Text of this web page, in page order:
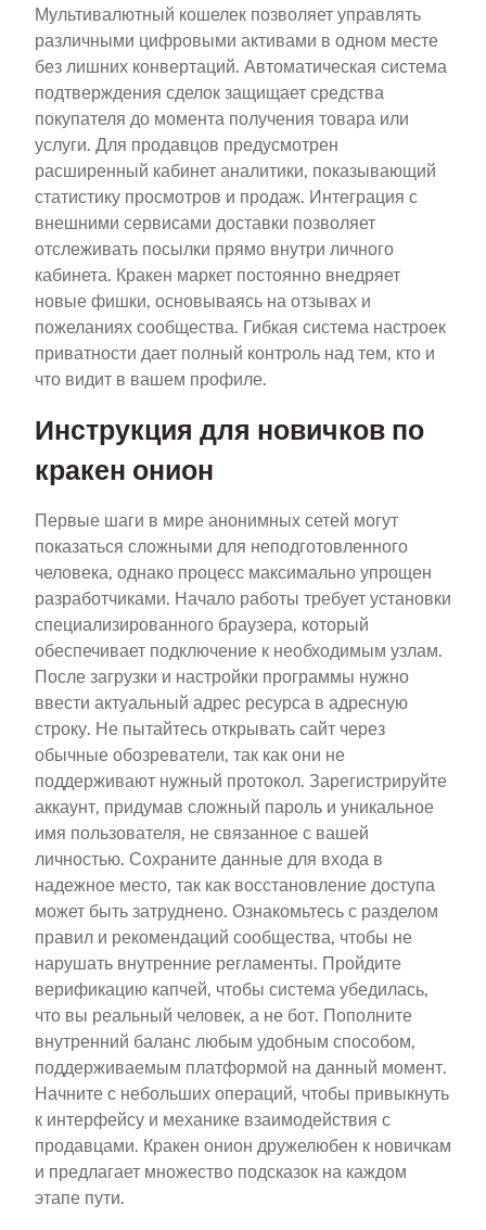
Мультивалютный кошелек позволяет управлять
различными цифровыми активами в одном месте
без лишних конвертаций. Автоматическая система
подтверждения сделок защищает средства
покупателя до момента получения товара или
услуги. Для продавцов предусмотрен
расширенный кабинет аналитики, показывающий
статистику просмотров и продаж. Интеграция с
внешними сервисами доставки позволяет
отслеживать посылки прямо внутри личного
кабинета. Кракен маркет постоянно внедряет
новые фишки, основываясь на отзывах и
пожеланиях сообщества. Гибкая система настроек
приватности дает полный контроль над тем, кто и
что видит в вашем профиле.
Инструкция для новичков по
кракен онион
Первые шаги в мире анонимных сетей могут
показаться сложными для неподготовленного
человека, однако процесс максимально упрощен
разработчиками. Начало работы требует установки
специализированного браузера, который
обеспечивает подключение к необходимым узлам.
После загрузки и настройки программы нужно
ввести актуальный адрес ресурса в адресную
строку. Не пытайтесь открывать сайт через
обычные обозреватели, так как они не
поддерживают нужный протокол. Зарегистрируйте
аккаунт, придумав сложный пароль и уникальное
имя пользователя, не связанное с вашей
личностью. Сохраните данные для входа в
надежное место, так как восстановление доступа
может быть затруднено. Ознакомьтесь с разделом
правил и рекомендаций сообщества, чтобы не
нарушать внутренние регламенты. Пройдите
верификацию капчей, чтобы система убедилась,
что вы реальный человек, а не бот. Пополните
внутренний баланс любым удобным способом,
поддерживаемым платформой на данный момент.
Начните с небольших операций, чтобы привыкнуть
к интерфейсу и механике взаимодействия с
продавцами. Кракен онион дружелюбен к новичкам
и предлагает множество подсказок на каждом
этапе пути.